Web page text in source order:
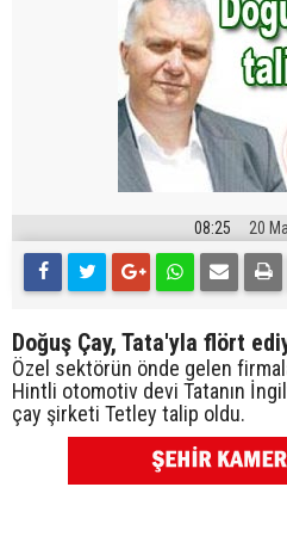
08:25 20
Doğuş Çay, Tata'yla flört
Özel sektörün önde gelen
Hintli otomotiv devi Tatanın
çay şirketi Tetley talip oldu.